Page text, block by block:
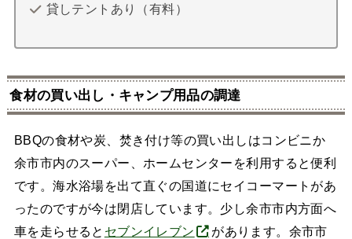
貸しテントあり（有料）
食材の買い出し・キャンプ用品の調達
BBQの食材や炭、焚き付け等の買い出しはコンビニか
余市市内のスーパー、ホームセンターを利用すると便利
です。海水浴場を出て直ぐの国道にセイコーマートがあ
ったのですが今は閉店しています。少し余市市内方面へ
車を走らせると セブンイレブン
があります。余市市